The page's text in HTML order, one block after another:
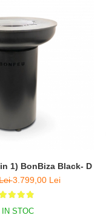
1) BonBiza Black- D
3.799,00 Lei
IN STOC